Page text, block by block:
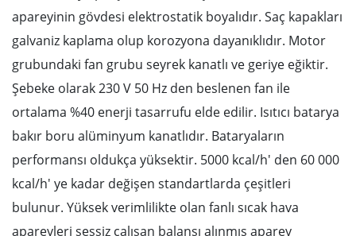
apareyinin gövdesi elektrostatik boyalıdır. Saç kapakları
galvaniz kaplama olup korozyona dayanıklıdır. Motor
grubundaki fan grubu seyrek kanatlı ve geriye eğiktir.
Şebeke olarak 230 V 50 Hz den beslenen fan ile
ortalama %40 enerji tasarrufu elde edilir. Isıtıcı batarya
bakır boru alüminyum kanatlıdır. Bataryaların
performansı oldukça yüksektir. 5000 kcal/h' den 60 000
kcal/h' ye kadar değişen standartlarda çeşitleri
bulunur. Yüksek verimlilikte olan fanlı sıcak hava
apareyleri sessiz çalışan balansı alınmış aparey